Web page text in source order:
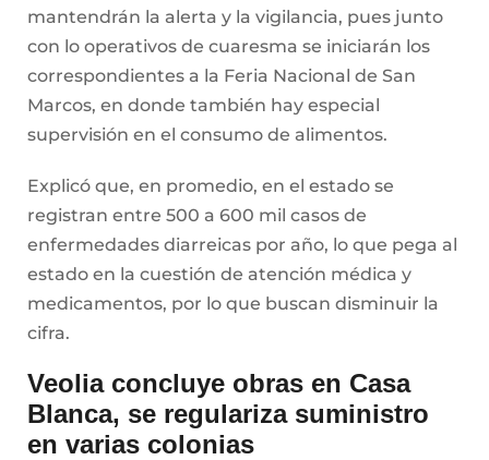
mantendrán la alerta y la vigilancia, pues junto
con lo operativos de cuaresma se iniciarán los
correspondientes a la Feria Nacional de San
Marcos, en donde también hay especial
supervisión en el consumo de alimentos.
Explicó que, en promedio, en el estado se
registran entre 500 a 600 mil casos de
enfermedades diarreicas por año, lo que pega al
estado en la cuestión de atención médica y
medicamentos, por lo que buscan disminuir la
cifra.
Veolia concluye obras en Casa
Blanca, se regulariza suministro
en varias colonias